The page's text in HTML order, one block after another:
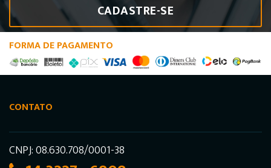
CADASTRE-SE
FORMA DE PAGAMENTO
CONTATO
CNPJ: 08.630.708/0001-38